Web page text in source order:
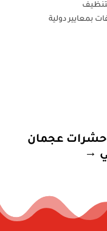
بمعايير دولية
عجمان
→